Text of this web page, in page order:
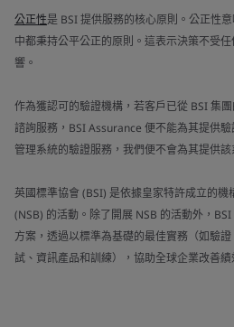
公正性是 BSI 提供服務的核心原則。公正性
中都秉持公平公正的原則。這表示決策不受
響。
作為獲認可的驗證機構，若客戶已從 BSI 集
諮詢服務，BSI Assurance 便不能為其提供
管理系統的驗證服務，我們便不會為其提供該
英國標準協會 (BSI) 是依據皇家特許成立的
(NSB) 的活動。除了開展 NSB 的活動外，
方案，透過以標準為基礎的最佳實務（如驗
試、資訊產品和訓練），協助全球企業改善績